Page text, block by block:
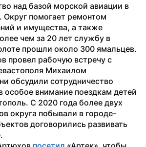
над базой морской авиации в
Округ помогает ремонтом
и имущества, а также
чем за 20 лет службу в
прошли около 300 ямальцев.
провел рабочую встречу с
Михаилом
обсудили сотрудничество
особое внимание поездкам детей
С 2020 года более двух
округа побывали в городе-
договорились развивать